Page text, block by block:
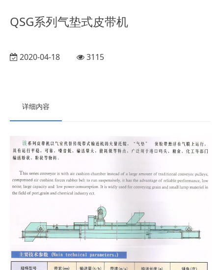
QSG系列气垫式皮带机
2020-04-18 3115
详细内容